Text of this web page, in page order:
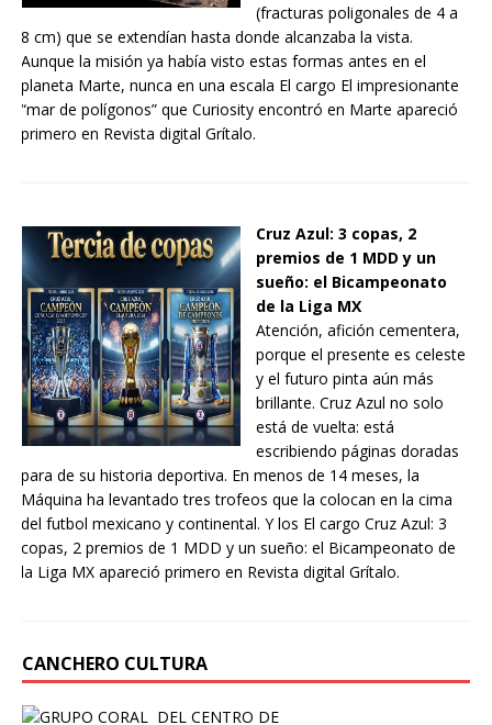
(fracturas poligonales de 4 a
8 cm) que se extendían hasta donde alcanzaba la vista.
Aunque la misión ya había visto estas formas antes en el
planeta Marte, nunca en una escala El cargo El impresionante
“mar de polígonos” que Curiosity encontró en Marte apareció
primero en Revista digital Grítalo.
Cruz Azul: 3 copas, 2
premios de 1 MDD y un
sueño: el Bicampeonato
de la Liga MX
Atención, afición cementera,
porque el presente es celeste
y el futuro pinta aún más
brillante. Cruz Azul no solo
está de vuelta: está
escribiendo páginas doradas
para de su historia deportiva. En menos de 14 meses, la
Máquina ha levantado tres trofeos que la colocan en la cima
del futbol mexicano y continental. Y los El cargo Cruz Azul: 3
copas, 2 premios de 1 MDD y un sueño: el Bicampeonato de
la Liga MX apareció primero en Revista digital Grítalo.
CANCHERO CULTURA